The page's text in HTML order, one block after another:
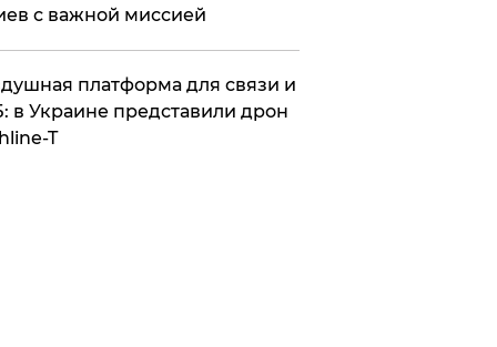
с важной миссией
платформа для связи и
в Украине представили дрон
T